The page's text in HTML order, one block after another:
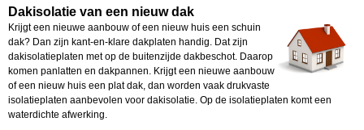
Dakisolatie van een nieuw dak
Krijgt een nieuwe aanbouw of een nieuw huis een schuin
dak? Dan zijn kant-en-klare dakplaten handig. Dat zijn
dakisolatieplaten met op de buitenzijde dakbeschot. Daarop
komen panlatten en dakpannen. Krijgt een nieuwe aanbouw
of een nieuw huis een plat dak, dan worden vaak drukvaste
isolatieplaten aanbevolen voor dakisolatie. Op de isolatieplaten komt een
waterdichte afwerking.